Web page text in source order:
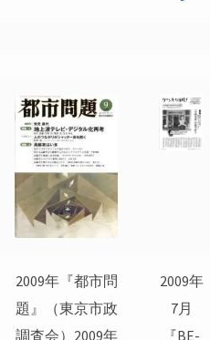
2009年『都市問
題』（東京市政
調査会）2009年
2009年
7月
『BE-